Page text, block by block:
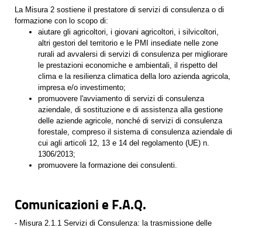
La Misura 2 sostiene il prestatore di servizi di consulenza o di
formazione con lo scopo di:
aiutare gli agricoltori, i giovani agricoltori, i silvicoltori,
altri gestori del territorio e le PMI insediate nelle zone
rurali ad avvalersi di servizi di consulenza per migliorare
le prestazioni economiche e ambientali, il rispetto del
clima e la resilienza climatica della loro azienda agricola,
impresa e/o investimento;
promuovere l'avviamento di servizi di consulenza
aziendale, di sostituzione e di assistenza alla gestione
delle aziende agricole, nonché di servizi di consulenza
forestale, compreso il sistema di consulenza aziendale di
cui agli articoli 12, 13 e 14 del regolamento (UE) n.
1306/2013;
promuovere la formazione dei consulenti.
Comunicazioni e F.A.Q.
- Misura 2.1.1 Servizi di Consulenza: la trasmissione delle